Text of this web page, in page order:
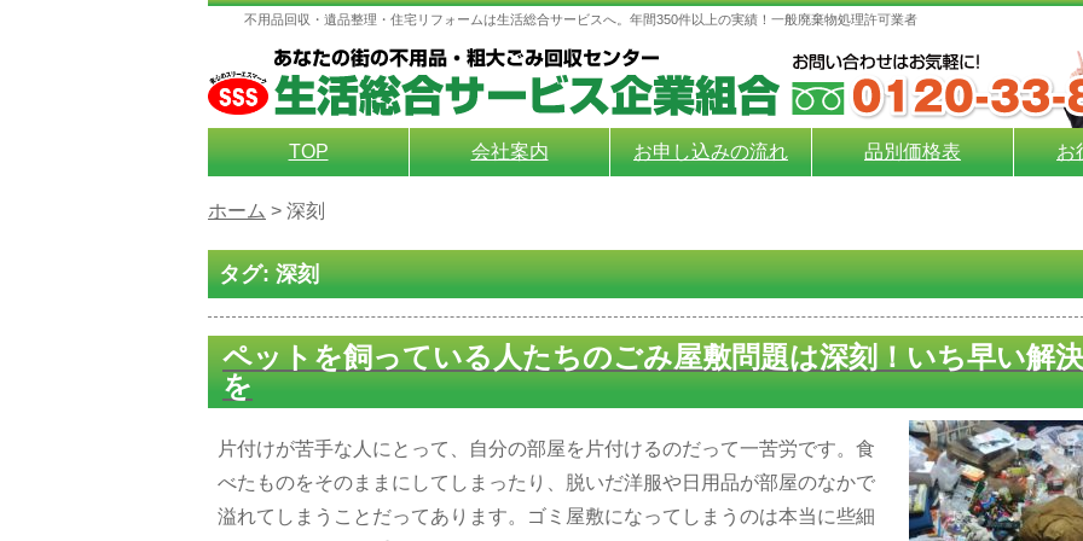
不用品回収・遺品整理・住宅リフォームは生活総合サービスへ。年間350件以上の実績！一般廃棄物処理許可業者
TOP 会社案内 お申し込みの流れ 品別価格表 お
ホーム > 深刻
タグ:深刻
ペットを飼っている人たちのごみ屋敷問題は深刻！いち早い解決
を
片付けが苦手な人にとって、自分の部屋を片付けるのだって一苦労です。食
べたものをそのままにしてしまったり、脱いだ洋服や日用品が部屋のなかで
溢れてしまうことだってあります。ゴミ屋敷になってしまうのは本当に些細